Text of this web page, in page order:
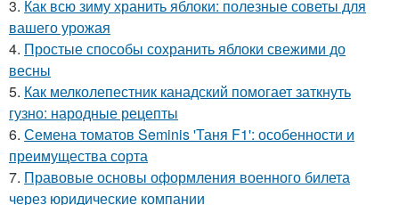
3. Как всю зиму хранить яблоки: полезные советы для
вашего урожая
4. Простые способы сохранить яблоки свежими до
весны
5. Как мелколепестник канадский помогает заткнуть
гузно: народные рецепты
6. Семена томатов Seminis 'Таня F1': особенности и
преимущества сорта
7. Правовые основы оформления военного билета
через юридические компании